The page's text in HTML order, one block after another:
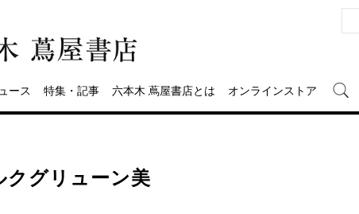
ース 特集・記事 六本木 蔦屋書店とは オンラインストア
グリューン美